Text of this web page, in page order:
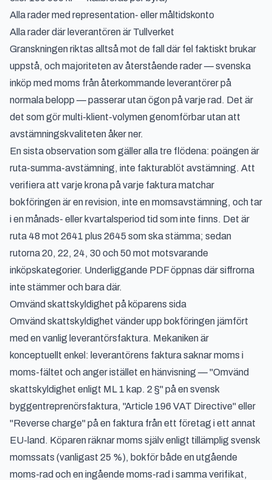
Alla rader med representation- eller måltidskonto
Alla rader där leverantören är Tullverket
Granskningen riktas alltså mot de fall där fel faktiskt brukar
uppstå, och majoriteten av återstående rader — svenska
inköp med moms från återkommande leverantörer på
normala belopp — passerar utan ögon på varje rad. Det är
det som gör multi-klient-volymen genomförbar utan att
avstämningskvaliteten åker ner.
En sista observation som gäller alla tre flödena: poängen är
ruta-summa-avstämning, inte fakturablöt avstämning. Att
verifiera att varje krona på varje faktura matchar
bokföringen är en revision, inte en momsavstämning, och tar
i en månads- eller kvartalsperiod tid som inte finns. Det är
ruta 48 mot 2641 plus 2645 som ska stämma; sedan
rutorna 20, 22, 24, 30 och 50 mot motsvarande
inköpskategorier. Underliggande PDF öppnas där siffrorna
inte stämmer och bara där.
Omvänd skattskyldighet på köparens sida
Omvänd skattskyldighet vänder upp bokföringen jämfört
med en vanlig leverantörsfaktura. Mekaniken är
konceptuellt enkel: leverantörens faktura saknar moms i
moms-fältet och anger istället en hänvisning — "Omvänd
skattskyldighet enligt ML 1 kap. 2 §" på en svensk
byggentreprenörsfaktura, "Article 196 VAT Directive" eller
"Reverse charge" på en faktura från ett företag i ett annat
EU-land. Köparen räknar moms själv enligt tillämplig svensk
momssats (vanligast 25 %), bokför både en utgående
moms-rad och en ingående moms-rad i samma verifikat,